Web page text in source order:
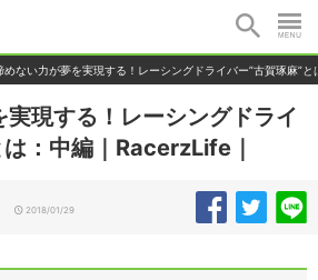
めない力が夢を実現する！レーシングドライバー”古賀琢麻”
現する！レーシングドライ
：中編｜RacerzLife｜
2018/01/29